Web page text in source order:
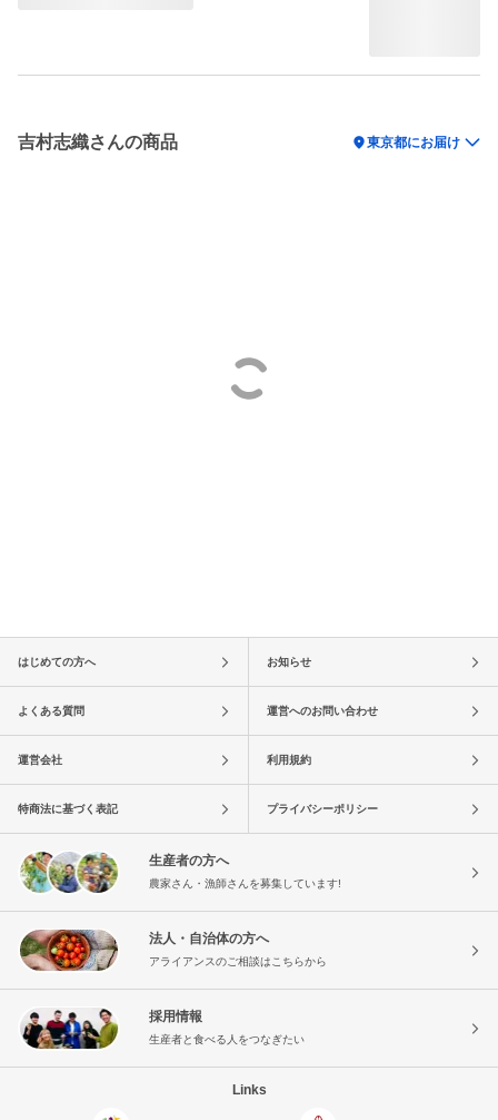
吉村志織さんの商品 location_on東京都にお届け
はじめての方へ お知らせ
よくある質問 運営へのお問い合わせ
運営会社 利用規約
特商法に基づく表記 プライバシーポリシー
生産者の方へ
農家さん・漁師さんを募集しています!
法人・自治体の方へ
アライアンスのご相談はこちらから
採用情報
生産者と食べる人をつなぎたい
Links